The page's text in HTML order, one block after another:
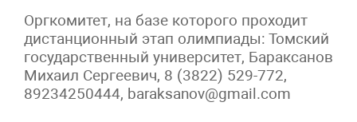
Оргкомитет, на базе которого проходит
дистанционный этап олимпиады: Томский
государственный университет, Бараксанов
Михаил Сергеевич, 8 (3822) 529-772,
89234250444, baraksanov@gmail.com